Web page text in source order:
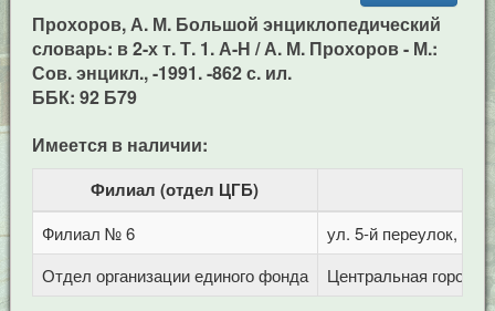
Прохоров, А. М. Большой энциклопедический
словарь: в 2-х т. Т. 1. А-Н / А. М. Прохоров - М.:
Сов. энцикл., -1991. -862 с. ил.
ББК: 92 Б79
Имеется в наличии:
Филиал (отдел ЦГБ)
Филиал № 6
ул. 5-й переулок, 1
Отдел организации единого фонда
Центральная